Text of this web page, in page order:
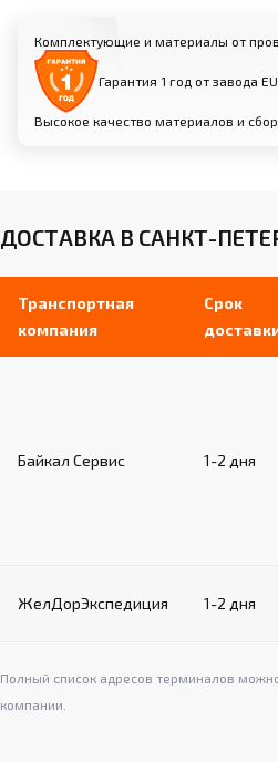
максимальной устойчивости
Возможность индивидуальной
натяжения для оптимальной
Прочные металлические анкеры
к стене
Возможность установки на
стен (бетон, кирпич и т.д.)
Обеспечивают надежность и
Комплектующие и материалы от
Гарантия 1 год от завода
Высокое качество материалов и
ДОСТАВКА В САНКТ-
Транспортная
компания
Срок
Байкал Сервис 1-2 дня
ЖелДорЭкспедиция 1-2 дня
Полный список адресов терминалов
компании.